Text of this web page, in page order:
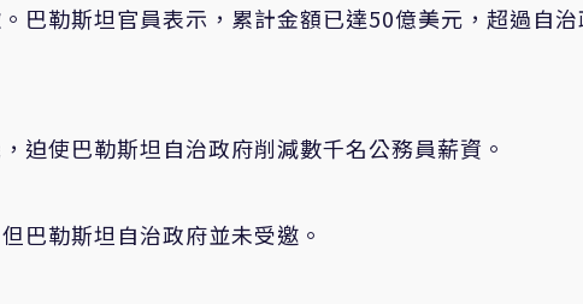
巴勒斯坦官員表示，累計金額已達50億美元，超過自
迫使巴勒斯坦自治政府削減數千名公務員薪資。
巴勒斯坦自治政府並未受邀。